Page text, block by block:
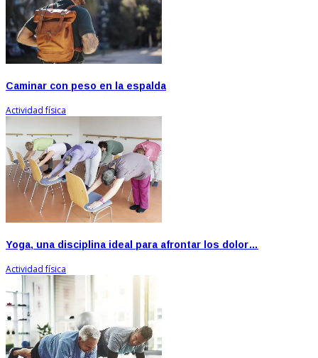
Caminar con peso en la espalda
Actividad física
Yoga, una disciplina ideal para afrontar los dolor…
Actividad física